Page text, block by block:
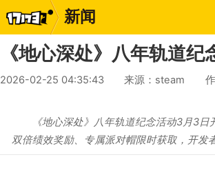
新闻
《地心深处》八年轨道纪
2026-02-25 04:35:43 来源：steam
《地心深处》八年轨道纪念活动3月3日
双倍绩效奖励、专属派对帽限时获取，开发